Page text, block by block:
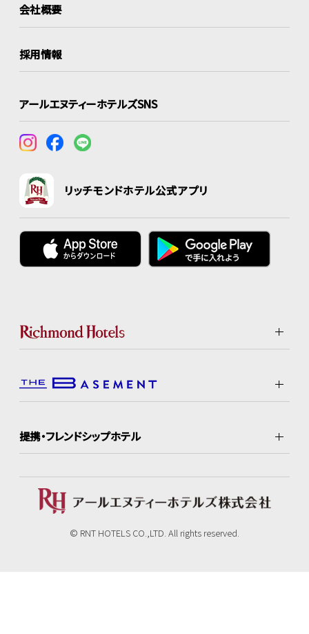
会社概要
採用情報
アールエヌティーホテルズSNS
リッチモンドホテル公式アプリ
提携・フレンドシップホテル
© RNT HOTELS CO.,LTD. All rights reserved.